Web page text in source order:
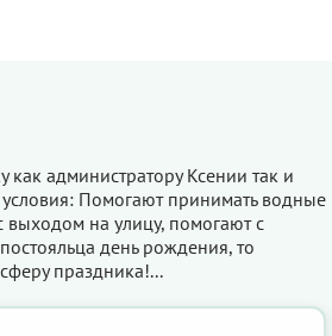
как администратору Ксении так и
условия: Помогают принимать водные
на улицу, помогают с
день рождения, то
праздника!...